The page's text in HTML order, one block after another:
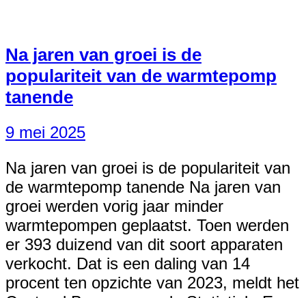
Na jaren van groei is de
populariteit van de warmtepomp
tanende
9 mei 2025
Na jaren van groei is de populariteit van
de warmtepomp tanende Na jaren van
groei werden vorig jaar minder
warmtepompen geplaatst. Toen werden
er 393 duizend van dit soort apparaten
verkocht. Dat is een daling van 14
procent ten opzichte van 2023, meldt het